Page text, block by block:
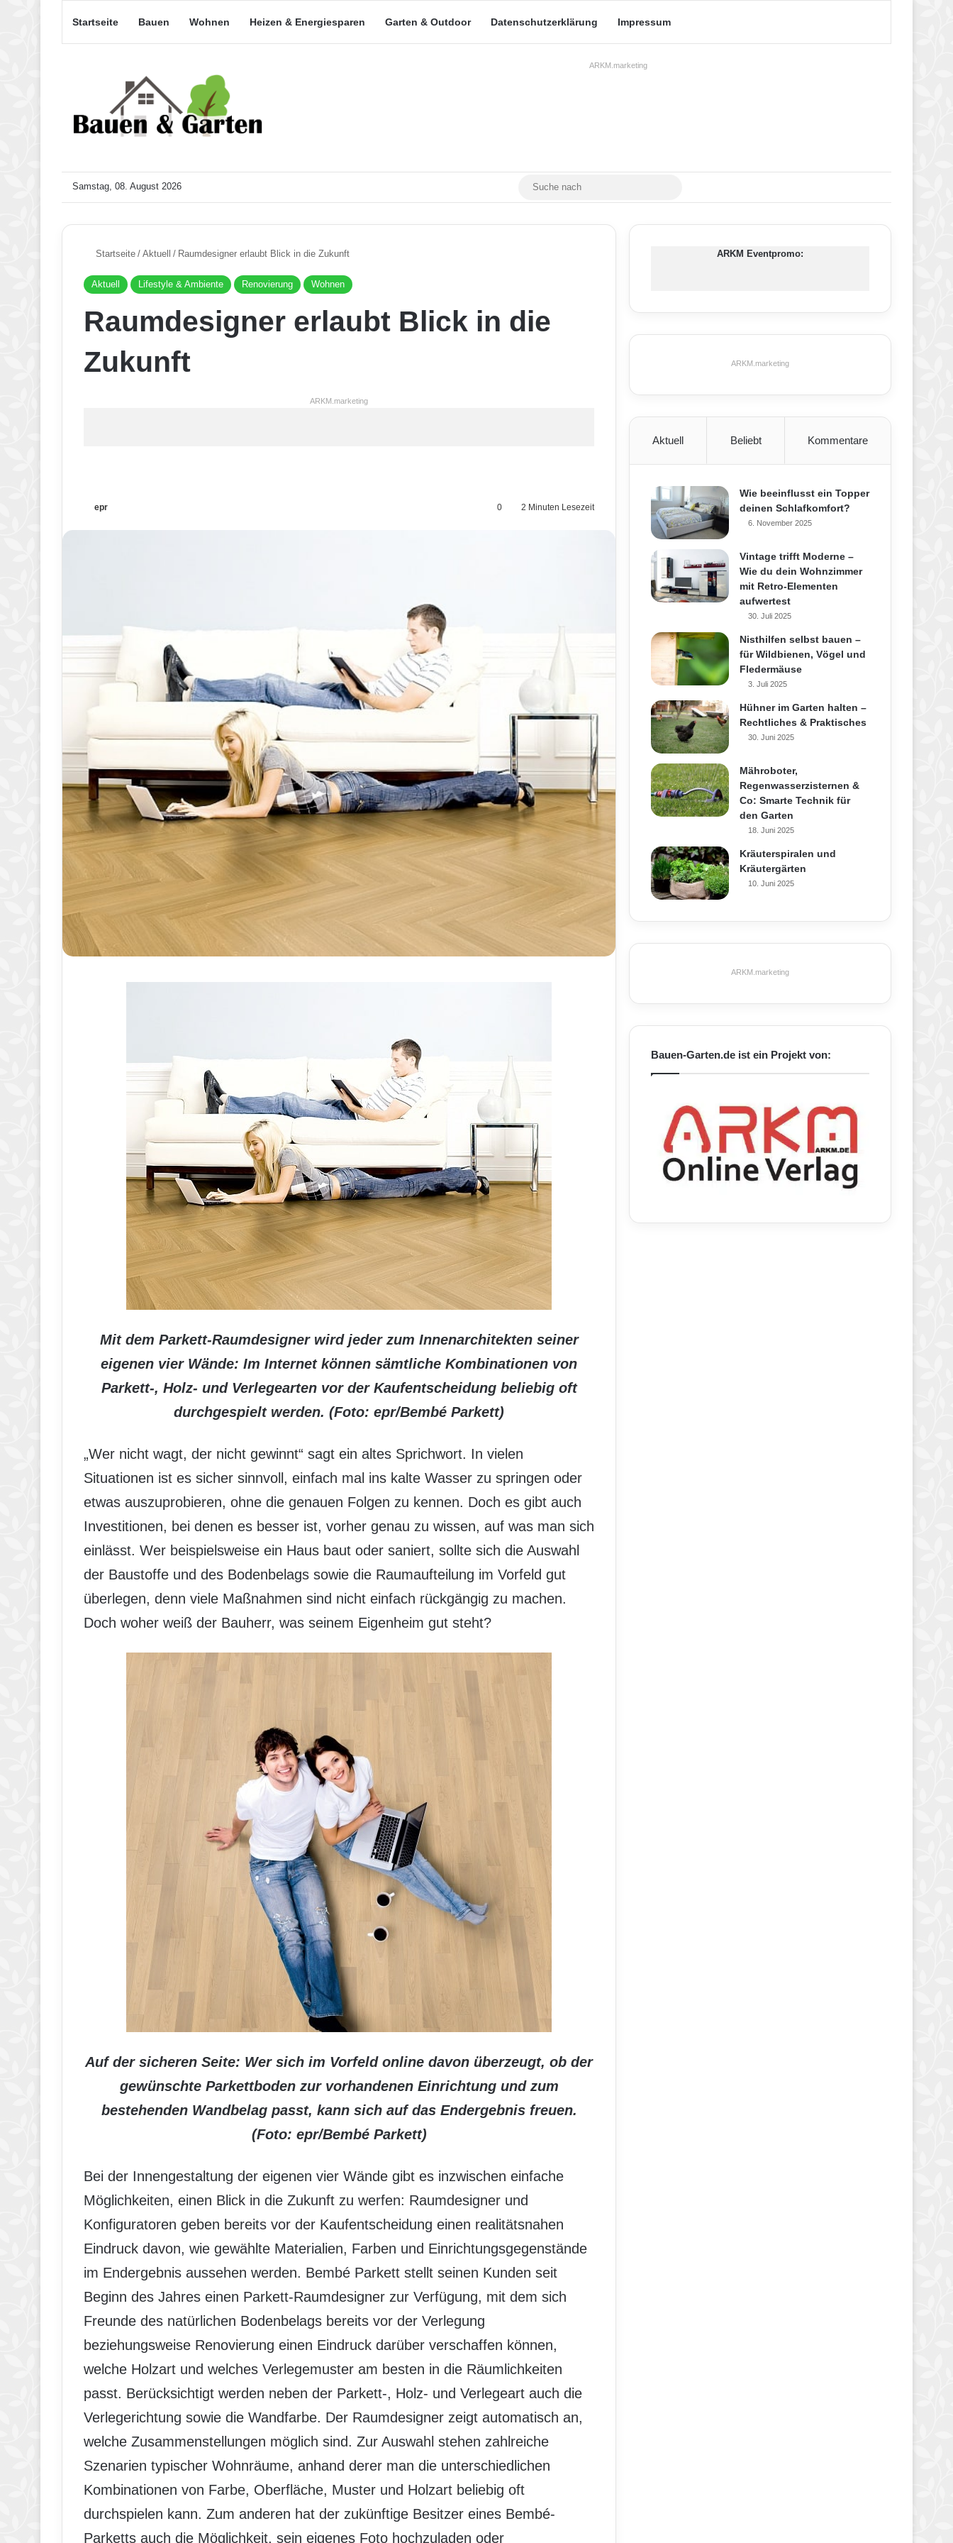
Startseite Bauen Wohnen Heizen & Energiesparen Garten & Outdoor Datenschutzerklärung Impressum
ARKM.marketing
Samstag, 08. August 2026 MastodonSkin umschalten
Startseite / Aktuell / Raumdesigner erlaubt Blick in die Zukunft
Aktuell Lifestyle & Ambiente Renovierung Wohnen
Raumdesigner erlaubt Blick in die
Zukunft
ARKM.marketing
epr 0 2 Minuten Lesezeit
Mit dem Parkett-Raumdesigner wird jeder zum Innenarchitekten seiner
eigenen vier Wände: Im Internet können sämtliche Kombinationen von
Parkett-, Holz- und Verlegearten vor der Kaufentscheidung beliebig oft
durchgespielt werden. (Foto: epr/Bembé Parkett)
„Wer nicht wagt, der nicht gewinnt“ sagt ein altes Sprichwort. In vielen
Situationen ist es sicher sinnvoll, einfach mal ins kalte Wasser zu springen oder
etwas auszuprobieren, ohne die genauen Folgen zu kennen. Doch es gibt auch
Investitionen, bei denen es besser ist, vorher genau zu wissen, auf was man sich
einlässt. Wer beispielsweise ein Haus baut oder saniert, sollte sich die Auswahl
der Baustoffe und des Bodenbelags sowie die Raumaufteilung im Vorfeld gut
überlegen, denn viele Maßnahmen sind nicht einfach rückgängig zu machen.
Doch woher weiß der Bauherr, was seinem Eigenheim gut steht?
Auf der sicheren Seite: Wer sich im Vorfeld online davon überzeugt, ob der
gewünschte Parkettboden zur vorhandenen Einrichtung und zum
bestehenden Wandbelag passt, kann sich auf das Endergebnis freuen.
(Foto: epr/Bembé Parkett)
Bei der Innengestaltung der eigenen vier Wände gibt es inzwischen einfache
Möglichkeiten, einen Blick in die Zukunft zu werfen: Raumdesigner und
Konfiguratoren geben bereits vor der Kaufentscheidung einen realitätsnahen
Eindruck davon, wie gewählte Materialien, Farben und Einrichtungsgegenstände
im Endergebnis aussehen werden. Bembé Parkett stellt seinen Kunden seit
Beginn des Jahres einen Parkett-Raumdesigner zur Verfügung, mit dem sich
Freunde des natürlichen Bodenbelags bereits vor der Verlegung
beziehungsweise Renovierung einen Eindruck darüber verschaffen können,
welche Holzart und welches Verlegemuster am besten in die Räumlichkeiten
passt. Berücksichtigt werden neben der Parkett-, Holz- und Verlegeart auch die
Verlegerichtung sowie die Wandfarbe. Der Raumdesigner zeigt automatisch an,
welche Zusammenstellungen möglich sind. Zur Auswahl stehen zahlreiche
Szenarien typischer Wohnräume, anhand derer man die unterschiedlichen
Kombinationen von Farbe, Oberfläche, Muster und Holzart beliebig oft
durchspielen kann. Zum anderen hat der zukünftige Besitzer eines Bembé-
Parketts auch die Möglichkeit, sein eigenes Foto hochzuladen oder
ARKM Eventpromo:
ARKM.marketing
Aktuell Beliebt Kommentare
Wie beeinflusst ein Topper
deinen Schlafkomfort?
6. November 2025
Vintage trifft Moderne –
Wie du dein Wohnzimmer
mit Retro-Elementen
aufwertest
30. Juli 2025
Nisthilfen selbst bauen –
für Wildbienen, Vögel und
Fledermäuse
3. Juli 2025
Hühner im Garten halten –
Rechtliches & Praktisches
30. Juni 2025
Mähroboter,
Regenwasserzisternen &
Co: Smarte Technik für
den Garten
18. Juni 2025
Kräuterspiralen und
Kräutergärten
10. Juni 2025
ARKM.marketing
Bauen-Garten.de ist ein Projekt von: